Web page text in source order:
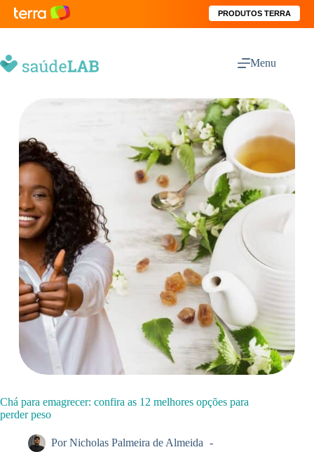
PRODUTOS TERRA
Menu
Chá para emagrecer: confira as 12 melhores opções para
perder peso
Por Nicholas Palmeira de Almeida